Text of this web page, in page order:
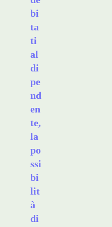
bi
ta
ti
al
di
pe
nd
en
te,
la
po
ssi
bi
lit
à
di